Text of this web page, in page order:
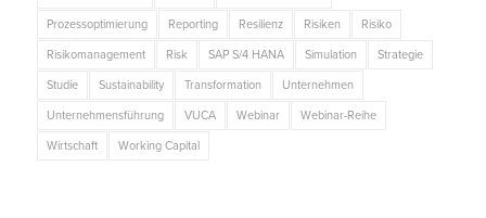
Prozessoptimierung Reporting Resilienz Risiken Risiko
Risikomanagement Risk SAP S/4 HANA Simulation Strategie
Studie Sustainability Transformation Unternehmen
Unternehmensführung VUCA Webinar Webinar-Reihe
Wirtschaft Working Capital